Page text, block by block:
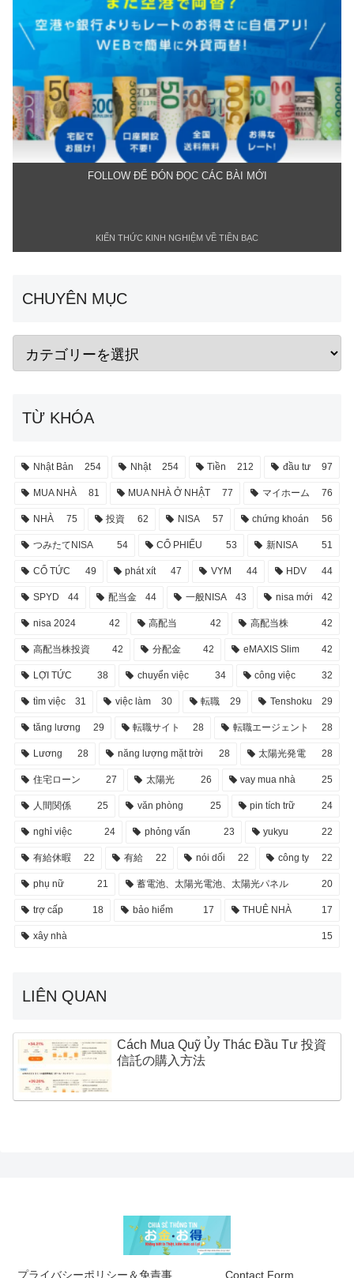
FOLLOW ĐỂ ĐÓN ĐỌC CÁC BÀI MỚI
KIẾN THỨC KINH NGHIỆM VỀ TIỀN BẠC
CHUYÊN MỤC
TỪ KHÓA
Nhật Bản 254 Nhật 254 Tiền 212 đầu tư 97
MUA NHÀ 81 MUA NHÀ Ở NHẬT 77 マイホーム 76
NHÀ 75 投資 62 NISA 57 chứng khoán 56
つみたてNISA 54 CỔ PHIẾU 53 新NISA 51
CỔ TỨC 49 phát xít 47 VYM 44 HDV 44
SPYD 44 配当金 44 一般NISA 43 nisa mới 42
nisa 2024 42 高配当 42 高配当株 42
高配当株投資 42 分配金 42 eMAXIS Slim 42
LỢI TỨC 38 chuyển việc 34 công việc 32
tìm việc 31 việc làm 30 転職 29 Tenshoku 29
tăng lương 29 転職サイト 28 転職エージェント 28
Lương 28 năng lượng mặt trời 28 太陽光発電 28
住宅ローン 27 太陽光 26 vay mua nhà 25
人間関係 25 văn phòng 25 pin tích trữ 24
nghỉ việc 24 phỏng vấn 23 yukyu 22
有給休暇 22 有給 22 nói dối 22 công ty 22
phụ nữ 21 蓄電池、太陽光電池、太陽光パネル 20
trợ cấp 18 bảo hiểm 17 THUÊ NHÀ 17
xây nhà 15
LIÊN QUAN
Cách Mua Quỹ Ủy Thác Đầu Tư 投資
信託の購入方法
プライバシーポリシー＆免責事 Contact Form